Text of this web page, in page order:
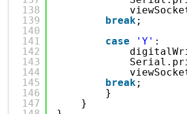
138
139
140
141
142
143
144
145
146
147
break ;
case
'Y' :
break ;
}
}